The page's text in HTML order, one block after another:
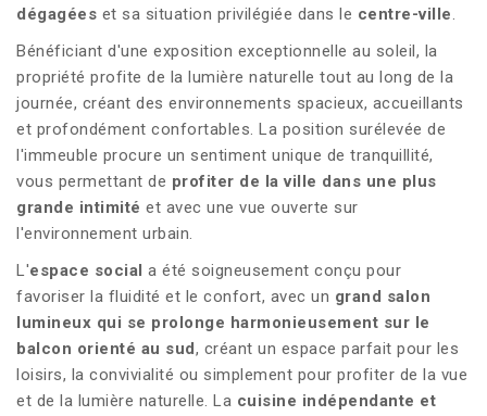
dégagées et sa situation privilégiée dans le centre-ville.
Bénéficiant d'une exposition exceptionnelle au soleil, la
propriété profite de la lumière naturelle tout au long de la
journée, créant des environnements spacieux, accueillants
et profondément confortables. La position surélevée de
l'immeuble procure un sentiment unique de tranquillité,
vous permettant de profiter de la ville dans une plus
grande intimité et avec une vue ouverte sur
l'environnement urbain.
L'espace social a été soigneusement conçu pour
favoriser la fluidité et le confort, avec un grand salon
lumineux qui se prolonge harmonieusement sur le
balcon orienté au sud, créant un espace parfait pour les
loisirs, la convivialité ou simplement pour profiter de la vue
et de la lumière naturelle. La cuisine indépendante et